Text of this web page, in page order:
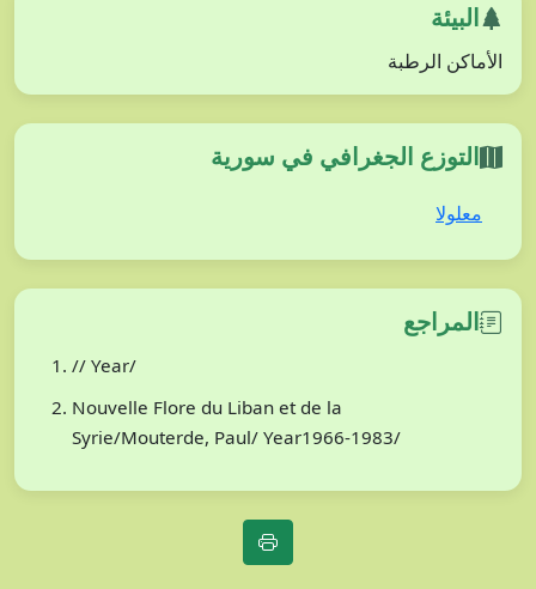
البيئة
الأماكن الرطبة
التوزع الجغرافي في سورية
معلولا
المراجع
// Year/
Nouvelle Flore du Liban et de la
Syrie/Mouterde, Paul/ Year1966-1983/